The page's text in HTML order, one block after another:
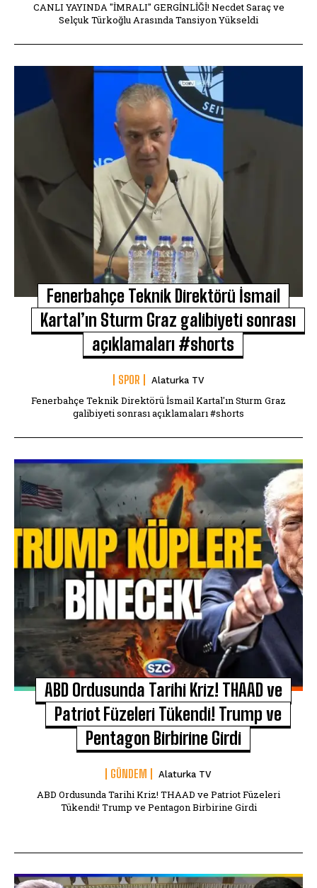
CANLI YAYINDA "İMRALI" GERGİNLİĞİ! Necdet Saraç ve
Selçuk Türkoğlu Arasında Tansiyon Yükseldi
Fenerbahçe Teknik Direktörü İsmail
Kartal’ın Sturm Graz galibiyeti sonrası
açıklamaları #shorts
SPOR Alaturka TV
Fenerbahçe Teknik Direktörü İsmail Kartal'ın Sturm Graz
galibiyeti sonrası açıklamaları #shorts
ABD Ordusunda Tarihi Kriz! THAAD ve
Patriot Füzeleri Tükendi! Trump ve
Pentagon Birbirine Girdi
GÜNDEM Alaturka TV
ABD Ordusunda Tarihi Kriz! THAAD ve Patriot Füzeleri
Tükendi! Trump ve Pentagon Birbirine Girdi